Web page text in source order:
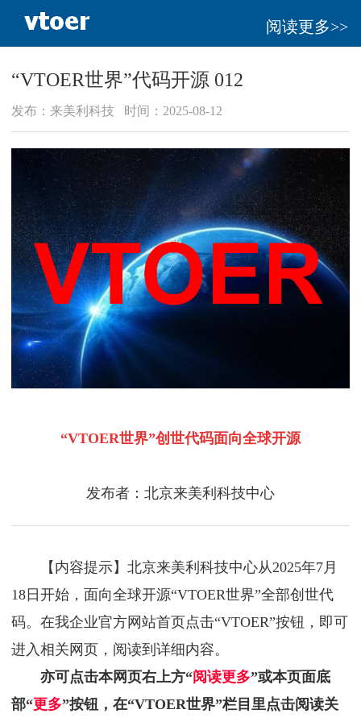
阅读更多>>
“VTOER世界”代码开源 012
发布：来美利科技 时间：2025-08-12
“VTOER世界”创世代码面向全球开源
发布者：北京来美利科技中心
【内容提示】北京来美利科技中心从2025年7月
18日开始，面向全球开源“VTOER世界”全部创世代
码。在我企业官方网站首页点击“VTOER”按钮，即可
进入相关网页，阅读到详细内容。
亦可点击本网页右上方“阅读更多”或本页面底
部“更多”按钮，在“VTOER世界”栏目里点击阅读关